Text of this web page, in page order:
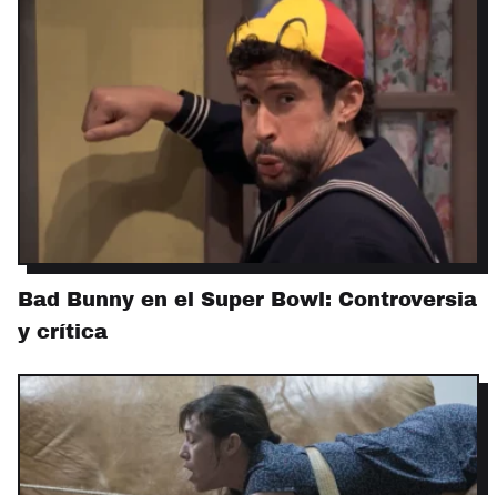
Bad Bunny en el Super Bowl: Controversia
y crítica